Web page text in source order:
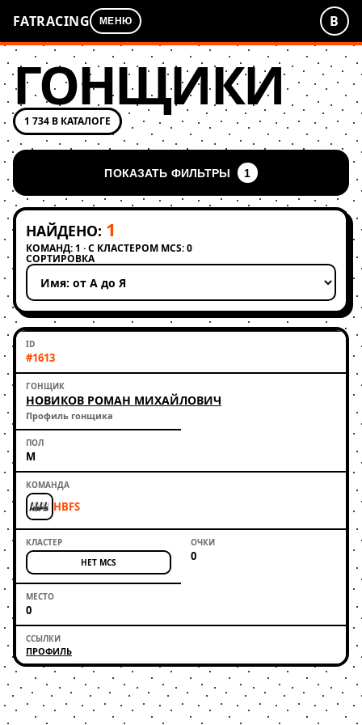
FATRACING МЕНЮ В
ГОНЩИКИ
1 734 В КАТАЛОГЕ
ПОКАЗАТЬ ФИЛЬТРЫ 1
НАЙДЕНО: 1
КОМАНД: 1 · С КЛАСТЕРОМ MCS: 0
СОРТИРОВКА
Применить сортировку
#1613
НОВИКОВ РОМАН МИХАЙЛОВИЧ
Профиль гонщика
М
HBFS
НЕТ MCS 0
0
ПРОФИЛЬ